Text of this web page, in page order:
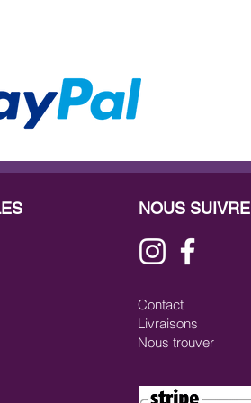
fresca, è stata cotta a vapore
La cottura a vapore è un
il cibo. Poiché la carne
e possiamo quindi
intestinale.
NOUS SUIVRE
Contact
Livraisons
Nous trouver